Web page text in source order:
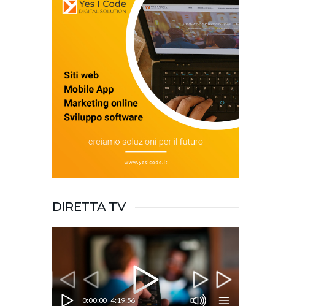
DIRETTA TV
0:00:00 4:19:56